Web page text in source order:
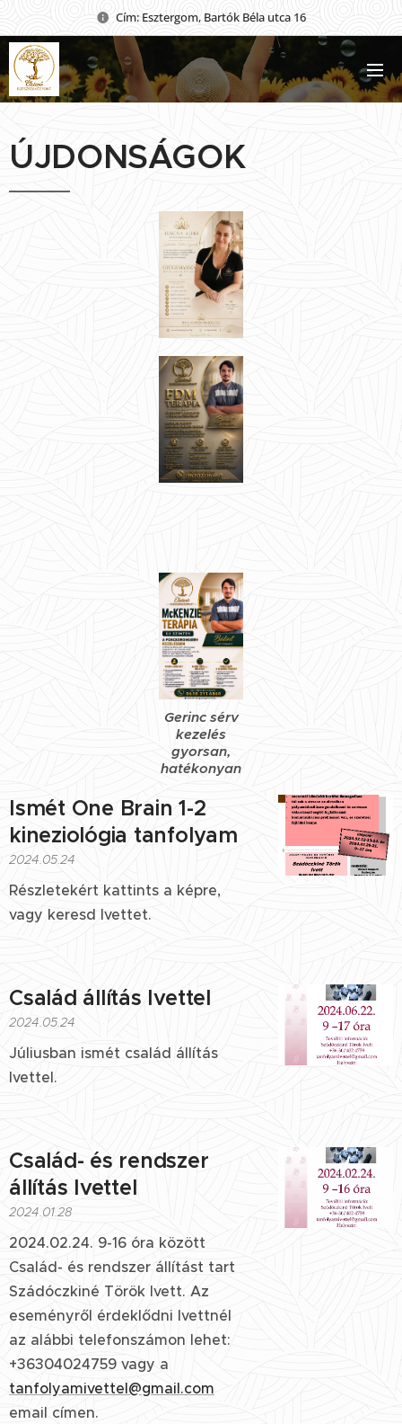
Cím: Esztergom, Bartók Béla utca 16
ÚJDONSÁGOK
Gerinc sérv
kezelés
gyorsan,
hatékonyan
Ismét One Brain 1-2
kineziológia tanfolyam
2024.05.24
Részletekért kattints a képre,
vagy keresd Ivettet.
Család állítás Ivettel
2024.05.24
Júliusban ismét család állítás
Ivettel.
Család- és rendszer
állítás Ivettel
2024.01.28
2024.02.24. 9-16 óra között
Család- és rendszer állítást tart
Szádóczkiné Török Ivett. Az
eseményről érdeklődni Ivettnél
az alábbi telefonszámon lehet:
+36304024759 vagy a
tanfolyamivettel@gmail.com
email címen.